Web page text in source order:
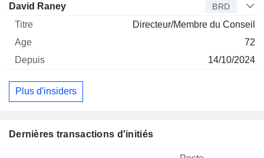
David Raney BRD
Directeur/Membre du Conseil
72
14/10/2024
Plus d'insiders
Dernières transactions d'initiés